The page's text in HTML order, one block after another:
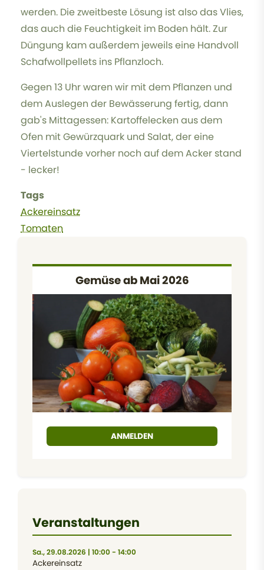
Gemüse ab Mai 2026
ANMELDEN
Veranstaltungen
Sa., 29.08.2026 | 10:00 - 14:00
Ackereinsatz
werden. Die zweitbeste Lösung ist also das Vlies,
das auch die Feuchtigkeit im Boden hält. Zur
Düngung kam außerdem jeweils eine Handvoll
Schafwollpellets ins Pflanzloch.
Gegen 13 Uhr waren wir mit dem Pflanzen und
dem Auslegen der Bewässerung fertig, dann
gab's Mittagessen: Kartoffelecken aus dem
Ofen mit Gewürzquark und Salat, der eine
Viertelstunde vorher noch auf dem Acker stand
- lecker!
Tags
Ackereinsatz
Tomaten